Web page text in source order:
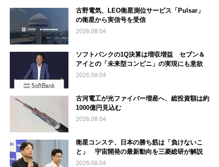
古野電気、LEO衛星測位サービス「Pulsar」
の衛星から実信号を受信
2026.08.04
ソフトバンクの1Q決算は増収増益 セブン＆
アイとの「未来型コンビニ」の実現にも意欲
2026.08.04
古河電工が光ファイバー増産へ、総投資額は約
1000億円見込む
2026.08.04
衛星コンステ、日本の勝ち筋は「負けないこ
と」 宇宙開発の最新動向を三菱総研が解説
2026.08.04